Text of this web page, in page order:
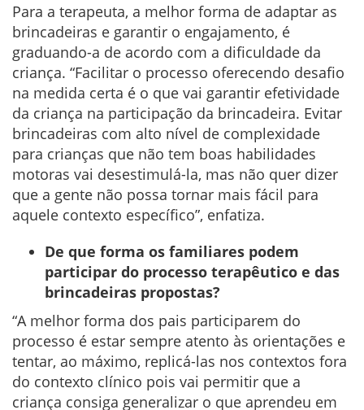
Para a terapeuta, a melhor forma de adaptar as
brincadeiras e garantir o engajamento, é
graduando-a de acordo com a dificuldade da
criança. “Facilitar o processo oferecendo desafio
na medida certa é o que vai garantir efetividade
da criança na participação da brincadeira. Evitar
brincadeiras com alto nível de complexidade
para crianças que não tem boas habilidades
motoras vai desestimulá-la, mas não quer dizer
que a gente não possa tornar mais fácil para
aquele contexto específico”, enfatiza.
De que forma os familiares podem
participar do processo terapêutico e das
brincadeiras propostas?
“A melhor forma dos pais participarem do
processo é estar sempre atento às orientações e
tentar, ao máximo, replicá-las nos contextos fora
do contexto clínico pois vai permitir que a
criança consiga generalizar o que aprendeu em